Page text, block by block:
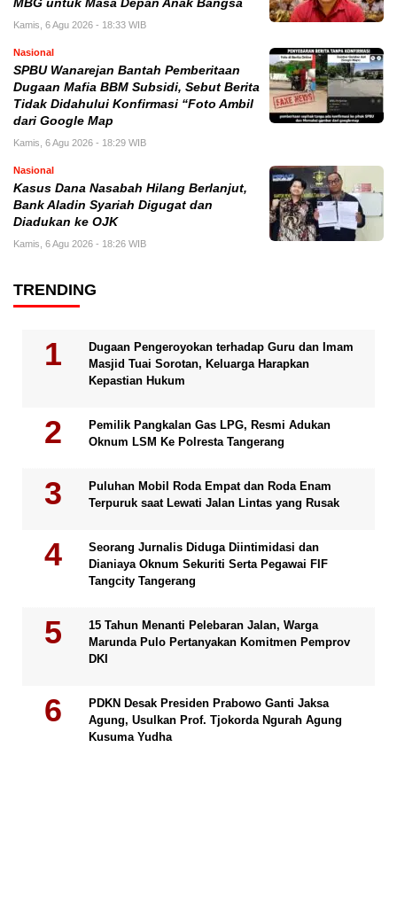
MBG untuk Masa Depan Anak Bangsa
Kamis, 6 Agu 2026 - 18:33 WIB
Nasional
SPBU Wanarejan Bantah Pemberitaan
Dugaan Mafia BBM Subsidi, Sebut Berita
Tidak Didahului Konfirmasi “Foto Ambil
dari Google Map
Kamis, 6 Agu 2026 - 18:29 WIB
Nasional
Kasus Dana Nasabah Hilang Berlanjut,
Bank Aladin Syariah Digugat dan
Diadukan ke OJK
Kamis, 6 Agu 2026 - 18:26 WIB
TRENDING
Dugaan Pengeroyokan terhadap Guru dan Imam
Masjid Tuai Sorotan, Keluarga Harapkan
Kepastian Hukum
Pemilik Pangkalan Gas LPG, Resmi Adukan
Oknum LSM Ke Polresta Tangerang
Puluhan Mobil Roda Empat dan Roda Enam
Terpuruk saat Lewati Jalan Lintas yang Rusak
Seorang Jurnalis Diduga Diintimidasi dan
Dianiaya Oknum Sekuriti Serta Pegawai FIF
Tangcity Tangerang
15 Tahun Menanti Pelebaran Jalan, Warga
Marunda Pulo Pertanyakan Komitmen Pemprov
DKI
PDKN Desak Presiden Prabowo Ganti Jaksa
Agung, Usulkan Prof. Tjokorda Ngurah Agung
Kusuma Yudha